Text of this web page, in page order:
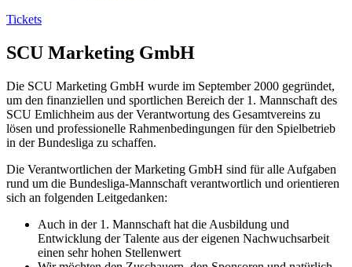
Tickets
SCU Marketing GmbH
Die SCU Marketing GmbH wurde im September 2000 gegründet,
um den finanziellen und sportlichen Bereich der 1. Mannschaft des
SCU Emlichheim aus der Verantwortung des Gesamtvereins zu
lösen und professionelle Rahmenbedingungen für den Spielbetrieb
in der Bundesliga zu schaffen.
Die Verantwortlichen der Marketing GmbH sind für alle Aufgaben
rund um die Bundesliga-Mannschaft verantwortlich und orientieren
sich an folgenden Leitgedanken:
Auch in der 1. Mannschaft hat die Ausbildung und
Entwicklung der Talente aus der eigenen Nachwuchsarbeit
einen sehr hohen Stellenwert